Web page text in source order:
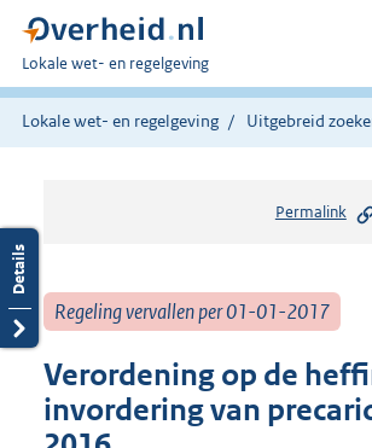
U
bent
hier:
Lokale wet- en regelgeving
Lokale wet- en regelgeving Uitgebreid
Permalink
Regeling vervallen per 01-01-2017
Verordening op de
invordering van